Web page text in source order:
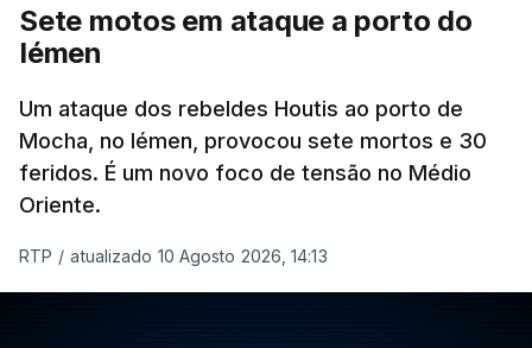
Sete motos em ataque a porto do
Iémen
Um ataque dos rebeldes Houtis ao porto de
Mocha, no Iémen, provocou sete mortos e 30
feridos. É um novo foco de tensão no Médio
Oriente.
RTP / atualizado 10 Agosto 2026, 14:13